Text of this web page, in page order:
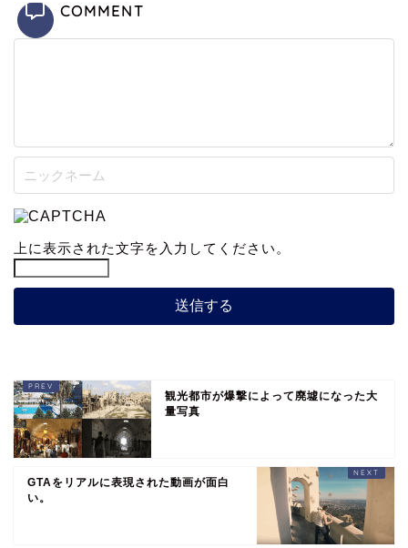
COMMENT
上に表示された文字を入力してください。
観光都市が爆撃によって廃墟になった大
量写真
GTAをリアルに表現された動画が面白
い。